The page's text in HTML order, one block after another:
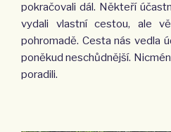
pokračovali dál. Někteří
vydali vlastní cestou, ale
pohromadě. Cesta nás vedla
poněkud neschůdnější.
poradili.